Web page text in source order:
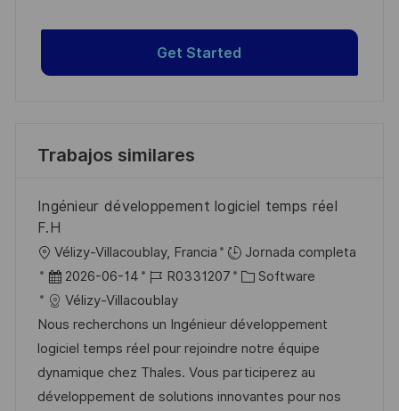
Get Started
Trabajos similares
Ingénieur développement logiciel temps réel
F.H
U
b
c
a
c
i
Vélizy-Villacoublay, Francia
Jornada completa
F
e
c
h
a
d
2026-06-14
I
D
d
e
e
m
R0331207
C
t
e
g
o
Software
Vélizy-Villacoublay
Nous recherchons un Ingénieur développement
logiciel temps réel pour rejoindre notre équipe
dynamique chez Thales. Vous participerez au
développement de solutions innovantes pour nos